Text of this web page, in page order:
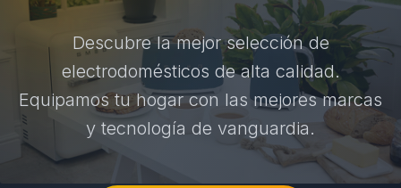
Descubre la mejor selección de
electrodomésticos de alta calidad.
Equipamos tu hogar con las mejores marcas
y tecnología de vanguardia.